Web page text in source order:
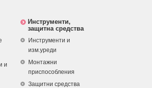
и
Инструменти,
защитна средства
Инструменти и
изм.уреди
Монтажни
приспособления
Защитни средства